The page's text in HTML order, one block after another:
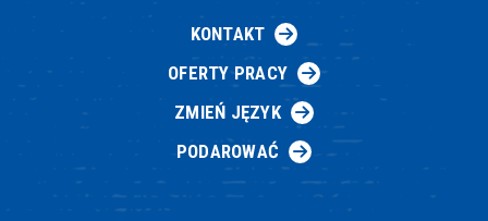
KONTAKT
OFERTY PRACY
ZMIEŃ JĘZYK
PODAROWAĆ